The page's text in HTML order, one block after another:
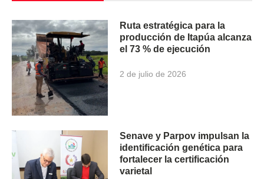
Ruta estratégica para la
producción de Itapúa alcanza
el 73 % de ejecución
2 de julio de 2026
Senave y Parpov impulsan la
identificación genética para
fortalecer la certificación
varietal